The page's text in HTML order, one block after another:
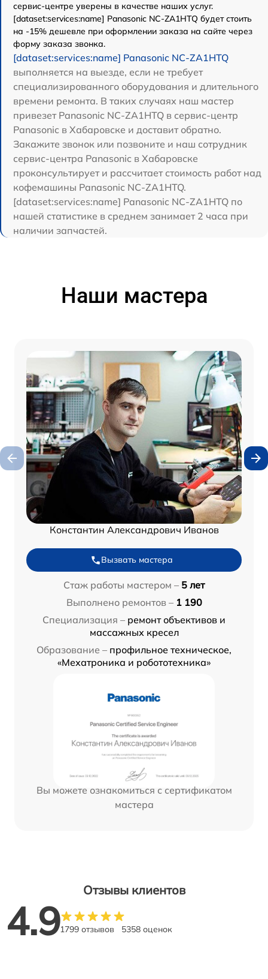
сервис-центре уверены в качестве наших услуг.
[dataset:services:name] Panasonic NC-ZA1HTQ будет стоить
на -15% дешевле при оформлении заказа на сайте через
форму заказа звонка.
[dataset:services:name] Panasonic NC-ZA1HTQ
выполняется на выезде, если не требует
специализированного оборудования и длительного
времени ремонта. В таких случаях наш мастер
привезет Panasonic NC-ZA1HTQ в сервис-центр
Panasonic в Хабаровске и доставит обратно.
Закажите звонок или позвоните и наш сотрудник
сервис-центра Panasonic в Хабаровске
проконсультирует и рассчитает стоимость работ над
кофемашины Panasonic NC-ZA1HTQ.
[dataset:services:name] Panasonic NC-ZA1HTQ по
нашей статистике в среднем занимает 2 часа при
наличии запчастей.
Наши мастера
Константин Александрович Иванов
Вызвать мастера
Стаж работы мастером – 5 лет
Выполнено ремонтов – 1 190
Специализация – ремонт объективов и
массажных кресел
Образование – профильное техническое,
«Мехатроника и робототехника»
Вы можете ознакомиться с сертификатом
мастера
Отзывы клиентов
4.91799 отзывов 5358 оценок